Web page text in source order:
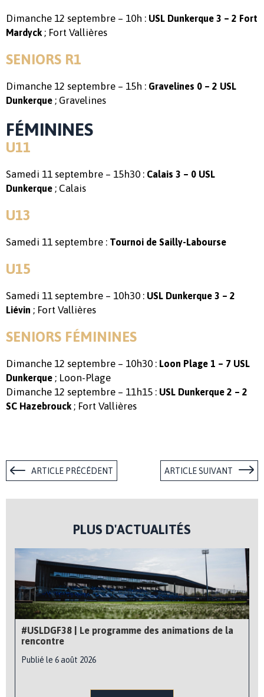
Dimanche 12 septembre – 10h : USL Dunkerque 3 – 2 Fort
Mardyck ; Fort Vallières
SENIORS R1
Dimanche 12 septembre – 15h : Gravelines 0 – 2 USL
Dunkerque ; Gravelines
FÉMININES
U11
Samedi 11 septembre – 15h30 : Calais 3 – 0 USL
Dunkerque ; Calais
U13
Samedi 11 septembre : Tournoi de Sailly-Labourse
U15
Samedi 11 septembre – 10h30 : USL Dunkerque 3 – 2
Liévin ; Fort Vallières
SENIORS FÉMININES
Dimanche 12 septembre – 10h30 : Loon Plage 1 – 7 USL
Dunkerque ; Loon-Plage
Dimanche 12 septembre – 11h15 : USL Dunkerque 2 – 2
SC Hazebrouck ; Fort Vallières
ARTICLE PRÉCÉDENT ARTICLE SUIVANT
PLUS D'ACTUALITÉS
#USLDGF38 | Le programme des animations de la
rencontre
Publié le 6 août 2026